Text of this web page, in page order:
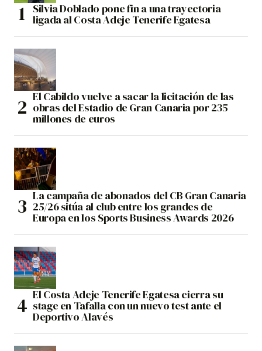
Silvia Doblado pone fin a una trayectoria
ligada al Costa Adeje Tenerife Egatesa
El Cabildo vuelve a sacar la licitación de las
obras del Estadio de Gran Canaria por 235
millones de euros
La campaña de abonados del CB Gran Canaria
25/26 sitúa al club entre los grandes de
Europa en los Sports Business Awards 2026
El Costa Adeje Tenerife Egatesa cierra su
stage en Tafalla con un nuevo test ante el
Deportivo Alavés